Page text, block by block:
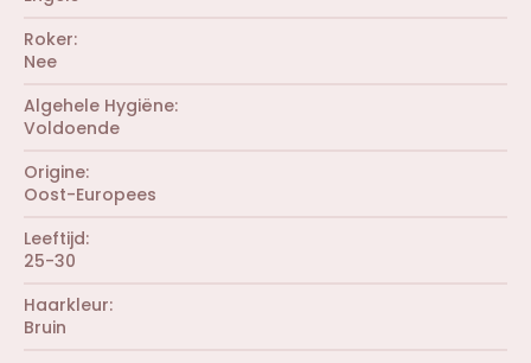
Roker
Nee
Algehele Hygiëne
Voldoende
Origine
Oost-Europees
Leeftijd
25-30
Haarkleur
Bruin